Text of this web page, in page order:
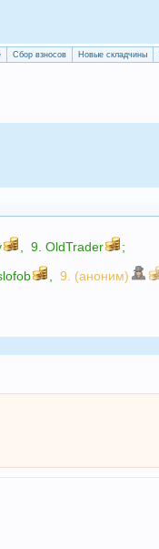
Сбор взносов Новые складчины
9.OldTrader
;
9. (аноним)